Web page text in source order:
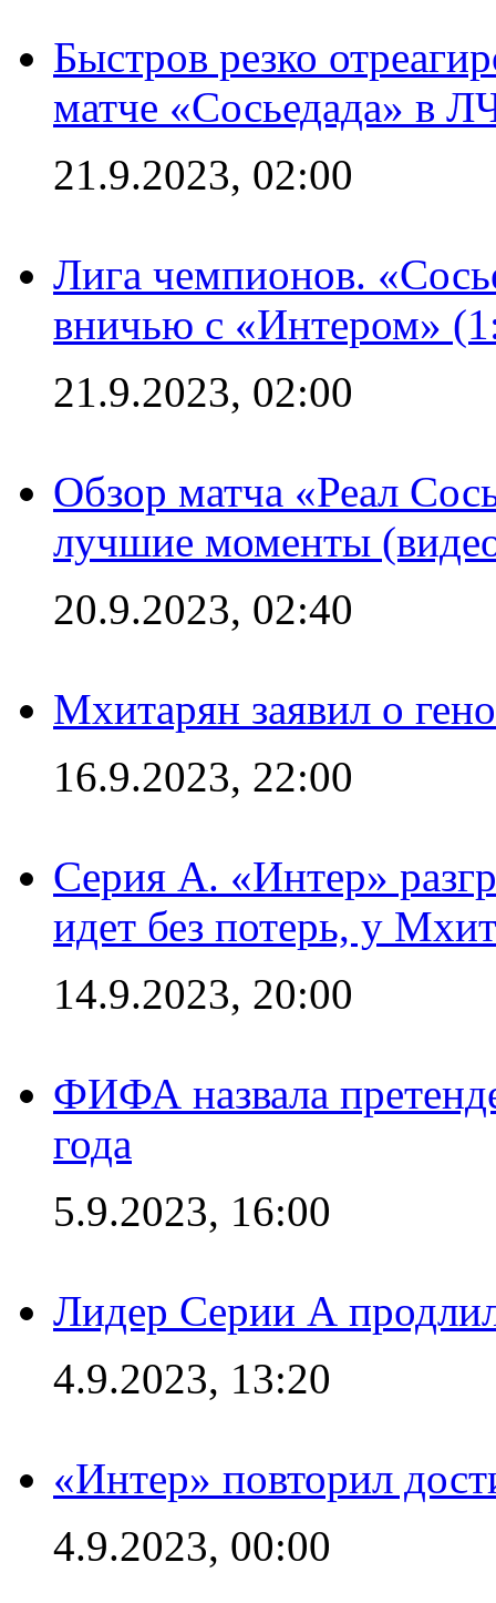
Быстров резко
матче «Сосьедада» в
21.9.2023, 02:00
Лига чемпионов.
вничью с «Интером»
21.9.2023, 02:00
Обзор матча «Реал
лучшие моменты
20.9.2023, 02:40
Мхитарян заявил о
16.9.2023, 22:00
Серия А. «Интер»
идет без потерь, у
14.9.2023, 20:00
ФИФА назвала
года
5.9.2023, 16:00
Лидер Серии А
4.9.2023, 13:20
«Интер» повторил
4.9.2023, 00:00